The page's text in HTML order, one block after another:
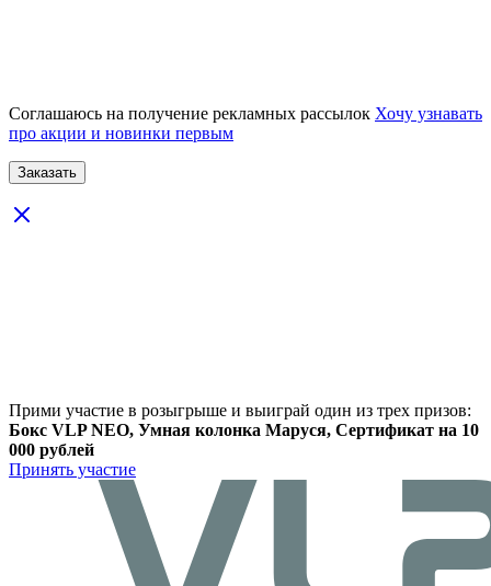
Соглашаюсь на получение рекламных рассылок Хочу узнавать
про акции и новинки первым
Прими участие в розыгрыше и выиграй один из трех призов:
Бокс VLP NEO, Умная колонка Маруся, Сертификат на 10
000 рублей
Принять участие